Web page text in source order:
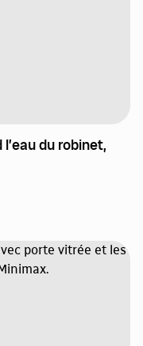
l’eau du robinet,